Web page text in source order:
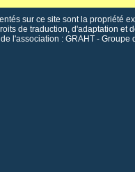
sur ce site sont la propriété
de traduction, d'adaptation et
l'association : GRAHT -